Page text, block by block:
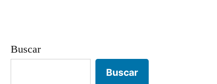
Buscar
Buscar